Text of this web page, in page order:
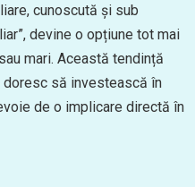
cunoscută și sub
devine o opțiune tot mai
mari. Această tendință
să investească în
de o implicare directă în